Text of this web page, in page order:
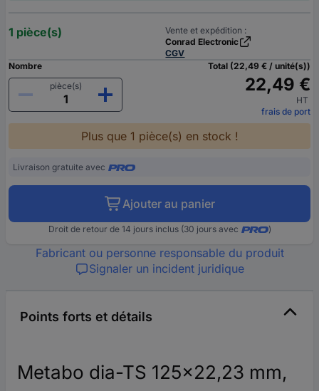
1 pièce(s)
Vente et expédition :
Conrad Electronic
CGV
Nombre
pièce(s)
Total (22,49 € / unité(s))
22,49 €
HT
frais de port
Plus que 1 pièce(s) en stock !
Livraison gratuite avec
Ajouter au panier
Droit de retour de 14 jours inclus (30 jours avec )
Fabricant ou personne responsable du produit
Signaler un incident juridique
Points forts et détails
Metabo dia-TS 125x22,23 mm,